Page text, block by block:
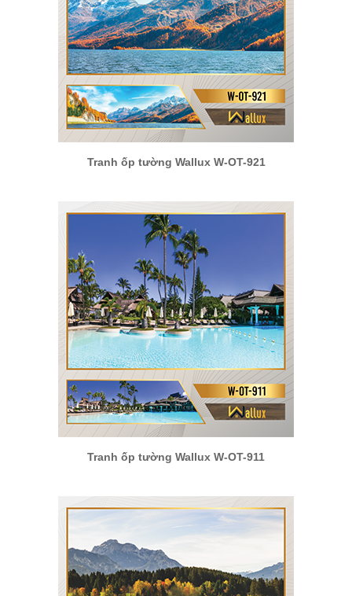
Tranh ốp tường Wallux W-OT-921
Tranh ốp tường Wallux W-OT-911